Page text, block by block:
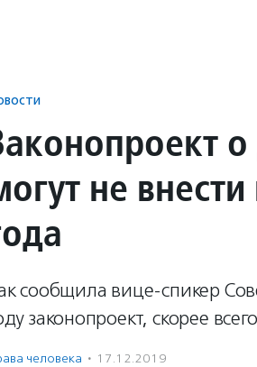
не
сообщила вице-спикер
законопроект, скорее
человека · 17.12.2019